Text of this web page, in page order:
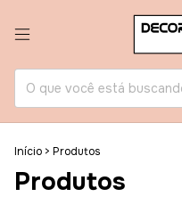
Início > Produtos
Produtos